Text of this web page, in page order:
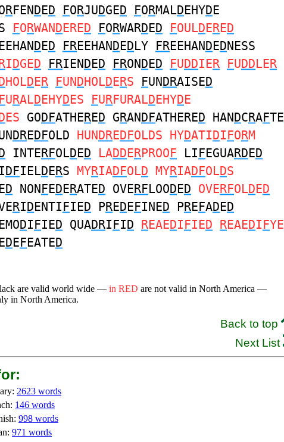
RFENDED FORJUDGED FORMALDEHYDE
FORWANDERED FORWARDED FOULDERED
EEHANDED FREEHANDEDLY FREEHANDEDNESS
IDGED FRIENDED FRONDED FUDDIER FUDDLER
HOLDER FUNDHOLDERS FUNDRAISED
FURALDEHYDES FURFURALDEHYDE
ES GODFATHERED GRANDFATHERED HANDCRAFTE
DREDFOLD HUNDREDFOLDS HYDATIDIFORM
INTERFOLDED LADDERPROOF LIFEGUARDED
DFIELDERS MYRIADFOLD MYRIADFOLDS
D NONFEDERATED OVERFLOODED OVERFOLDED
RIDENTIFIED PREDEFINED PREFADED
EMODIFIED QUADRIFID REAEDIFIED REAEDIFYE
EDEFEATED
are valid world wide — in RED are not valid in North America —
in North America.
Back to top
Next List
2623 words
146 words
998 words
971 words